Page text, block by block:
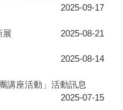
2025-09-17
展 2025-08-21
2025-08-14
講座活動」活動訊息
2025-07-15